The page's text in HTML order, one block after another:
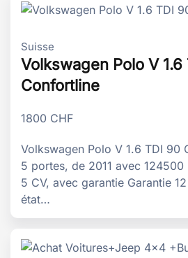
Suisse
Volkswagen Polo V 1.6
Confortline
1800 CHF
Volkswagen Polo V 1.6 TDI 90
5 portes, de 2011 avec 124500
5 CV, avec garantie Garantie
état…